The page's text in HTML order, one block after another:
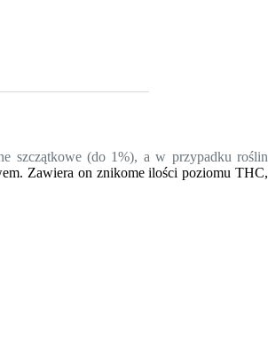
szczątkowe (do 1%), a w przypadku roślin
Zawiera on znikome ilości poziomu THC,